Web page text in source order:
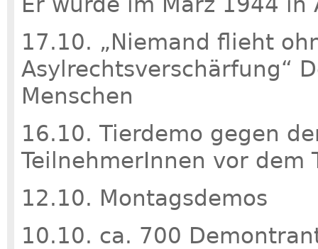
17.10. „Niemand flieht
Asylrechtsverschärfung“
Menschen
16.10. Tierdemo gegen
TeilnehmerInnen vor dem
12.10. Montagsdemos
10.10. ca. 700